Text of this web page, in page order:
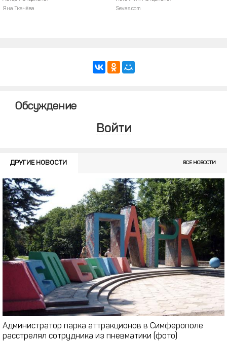
Яна Ткачёва
Sevas.com
Обсуждение
Войти
Администратор парка аттракционов в Симферополе
расстрелял сотрудника из пневматики (фото)
ДРУГИЕ НОВОСТИ ВСЕ НОВОСТИ